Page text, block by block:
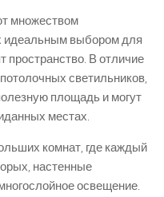
множеством
идеальным выбором для
пространство. В отличие
светильников,
площадь и могут
местах.
комнат, где каждый
настенные
освещение.